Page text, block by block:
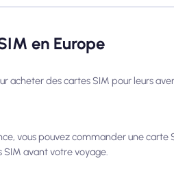
en Europe
acheter des cartes SIM pour leurs
vous pouvez commander une
avant votre voyage.